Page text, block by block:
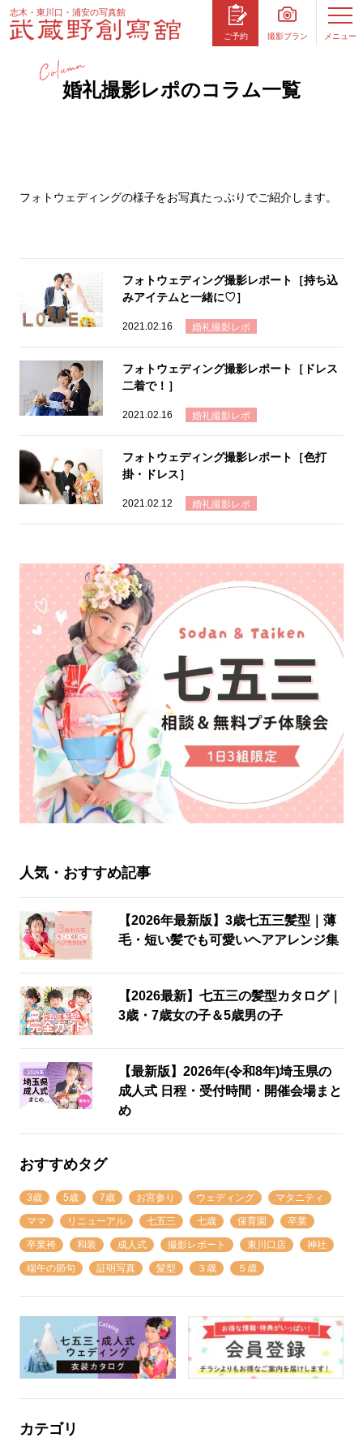
志木・東川口・浦安の写真館
ご予約 撮影プラン メニュー
婚礼撮影レポのコラム一覧
フォトウェディングの様子をお写真たっぷりでご紹介します。
フォトウェディング撮影レポート［持ち込
みアイテムと一緒に♡］
2021.02.16 婚礼撮影レポ
フォトウェディング撮影レポート［ドレス
二着で！］
2021.02.16 婚礼撮影レポ
フォトウェディング撮影レポート［色打
掛・ドレス］
2021.02.12 婚礼撮影レポ
人気・おすすめ記事
【2026年最新版】3歳七五三髪型｜薄
毛・短い髪でも可愛いヘアアレンジ集
【2026最新】七五三の髪型カタログ｜
3歳・7歳女の子＆5歳男の子
【最新版】2026年(令和8年)埼玉県の
成人式 日程・受付時間・開催会場まと
め
おすすめタグ
3歳 5歳 7歳 お宮参り ウェディング マタニティ
ママ リニューアル 七五三 七歳 保育園 卒業
卒業袴 和装 成人式 撮影レポート 東川口店 神社
端午の節句 証明写真 髪型 ３歳 ５歳
カテゴリ